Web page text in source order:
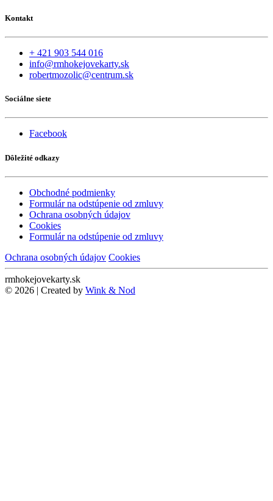
Kontakt
+ 421 903 544 016
info@rmhokejovekarty.sk
robertmozolic@centrum.sk
Sociálne siete
Facebook
Dôležité odkazy
Obchodné podmienky
Formulár na odstúpenie od zmluvy
Ochrana osobných údajov
Cookies
Formulár na odstúpenie od zmluvy
Ochrana osobných údajov Cookies
rmhokejovekarty.sk
© 2026 | Created by Wink & Nod